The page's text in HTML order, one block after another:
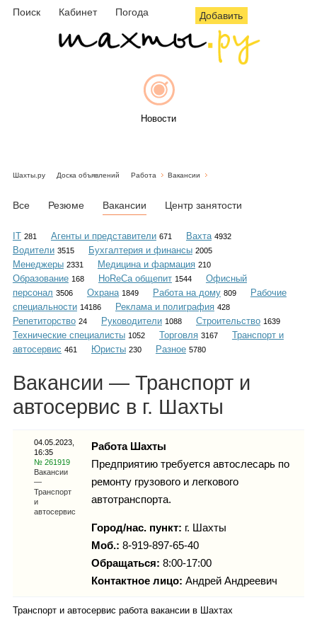
Поиск Кабинет Погода Добавить
Новости
Объявления
Каталог
Инфо
Карты
Шахты.ру Доска объявлений Работа Вакансии
Все Резюме Вакансии Центр занятости
IT 281 Агенты и представители 671 Вахта 4932
Водители 3515 Бухгалтерия и финансы 2005
Менеджеры 2331 Медицина и фармация 210
Образование 168 HoReCa общепит 1544
Офисный
персонал 3506 Охрана 1849 Работа на дому 809
Рабочие
специальности 14186 Реклама и полиграфия 428
Репетиторство 24 Руководители 1088 Строительство 1639
Технические специалисты 1052 Торговля 3167
Транспорт и
автосервис 461 Юристы 230 Разное 5780
Вакансии — Транспорт и
автосервис в г. Шахты
04.05.2023,
16:35
№ 261919
Вакансии
—
Транспорт
и
автосервис
Работа Шахты
Предприятию требуется автослесарь по
ремонту грузового и легкового
автотранспорта.
Город/нас. пункт: г. Шахты
Моб.: 8-919-897-65-40
Обращаться: 8:00-17:00
Контактное лицо: Андрей Андреевич
Транспорт и автосервис работа вакансии в Шахтах